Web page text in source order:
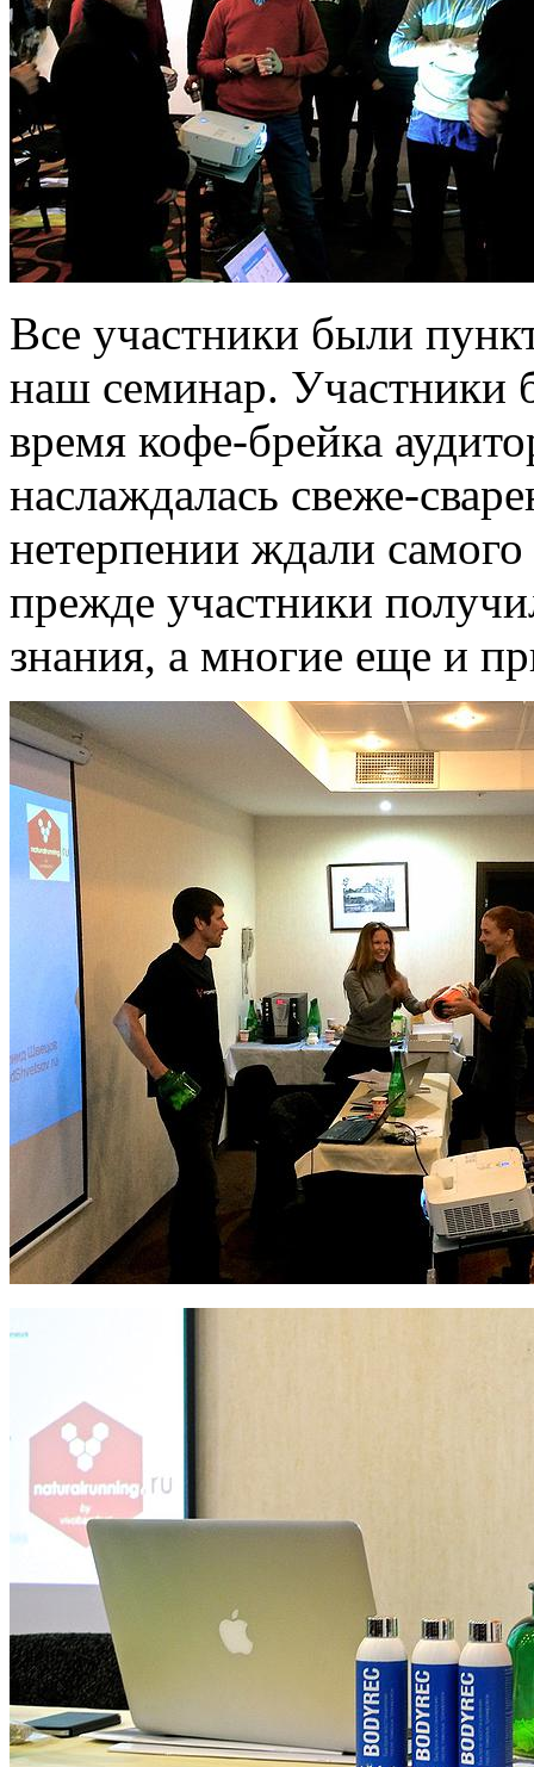
Все участники были
наш семинар. Участники
время кофе-брейка
наслаждалась свеже-
нетерпении ждали
прежде участники
знания, а многие еще и